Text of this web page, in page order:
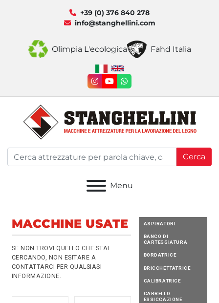
+39 (0) 376 840 278
info@stanghellini.com
Olimpia L'ecologica Fahd Italia
instagram
youtubewhatsapp
Cerca
Menu
MACCHINE USATE
SE NON TROVI QUELLO CHE STAI
CERCANDO, NON ESITARE A
CONTATTARCI PER QUALSIASI
INFORMAZIONE.
ASPIRATORI
BANCO DI
CARTEGGIATURA
BORDATRICE
BRICCHETTATRICE
CALIBRATRICE
CARRELLO
ESSICCAZIONE